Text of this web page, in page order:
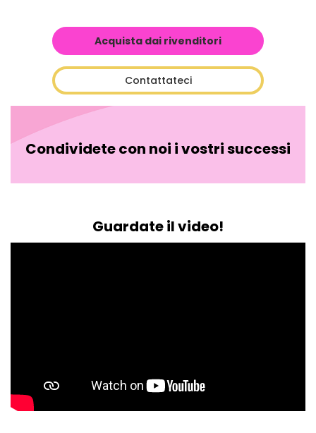
Acquista dai rivenditori
Contattateci
Condividete con noi i vostri successi
Guardate il video!